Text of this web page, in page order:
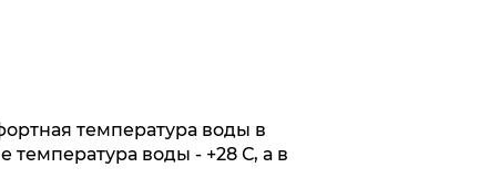
температура воды в
температура воды - +28 С, а в